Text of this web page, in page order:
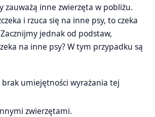
zauważą inne zwierzęta w pobliżu.
i rzuca się na inne psy, to czeka
jednak od podstaw,
na inne psy? W tym przypadku są
brak umiejętności wyrażania tej
zwierzętami.